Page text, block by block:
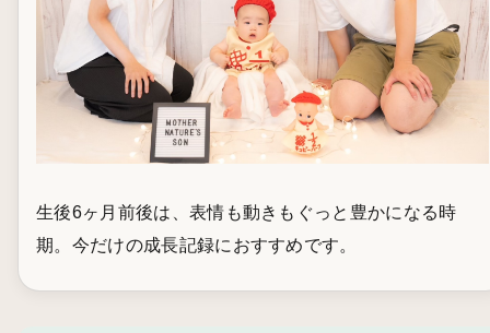
生後6ヶ月前後は、表情も動きもぐっと豊かになる時
期。今だけの成長記録におすすめです。